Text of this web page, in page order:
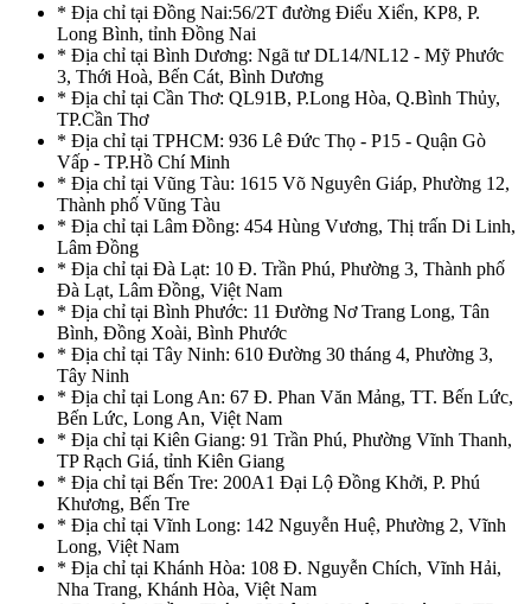
* Địa chỉ tại Đồng Nai:56/2T đường Điểu Xiển, KP8, P.
Long Bình, tỉnh Đồng Nai
* Địa chỉ tại Bình Dương: Ngã tư DL14/NL12 - Mỹ Phước
3, Thới Hoà, Bến Cát, Bình Dương
* Địa chỉ tại Cần Thơ: QL91B, P.Long Hòa, Q.Bình Thủy,
TP.Cần Thơ
* Địa chỉ tại TPHCM: 936 Lê Đức Thọ - P15 - Quận Gò
Vấp - TP.Hồ Chí Minh
* Địa chỉ tại Vũng Tàu: 1615 Võ Nguyên Giáp, Phường 12,
Thành phố Vũng Tàu
* Địa chỉ tại Lâm Đồng: 454 Hùng Vương, Thị trấn Di Linh,
Lâm Đồng
* Địa chỉ tại Đà Lạt: 10 Đ. Trần Phú, Phường 3, Thành phố
Đà Lạt, Lâm Đồng, Việt Nam
* Địa chỉ tại Bình Phước: 11 Đường Nơ Trang Long, Tân
Bình, Đồng Xoài, Bình Phước
* Địa chỉ tại Tây Ninh: 610 Đường 30 tháng 4, Phường 3,
Tây Ninh
* Địa chỉ tại Long An: 67 Đ. Phan Văn Mảng, TT. Bến Lức,
Bến Lức, Long An, Việt Nam
* Địa chỉ tại Kiên Giang: 91 Trần Phú, Phường Vĩnh Thanh,
TP Rạch Giá, tỉnh Kiên Giang
* Địa chỉ tại Bến Tre: 200A1 Đại Lộ Đồng Khởi, P. Phú
Khương, Bến Tre
* Địa chỉ tại Vĩnh Long: 142 Nguyễn Huệ, Phường 2, Vĩnh
Long, Việt Nam
* Địa chỉ tại Khánh Hòa: 108 Đ. Nguyễn Chích, Vĩnh Hải,
Nha Trang, Khánh Hòa, Việt Nam